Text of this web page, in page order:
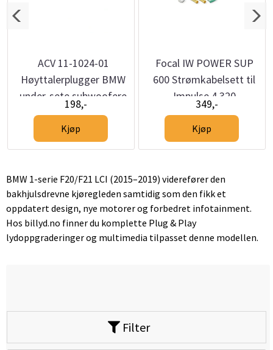
ACV 11-1024-01
Høyttalerplugger BMW
under-sete subwoofere
198,-
Kjøp
Focal IW POWER SUP
600 Strømkabelsett til
Impulse 4.320
349,-
Kjøp
BMW 1-serie F20/F21 LCI (2015–2019) viderefører den
bakhjulsdrevne kjøregleden samtidig som den fikk et
oppdatert design, nye motorer og forbedret infotainment.
Hos billyd.no finner du komplette Plug & Play
lydoppgraderinger og multimedia tilpasset denne modellen.
Filter